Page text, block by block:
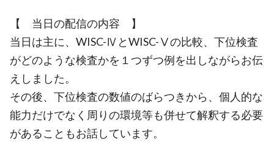
【 当日の配信の内容 】
当日は主に、WISC-ⅣとWISC-Ⅴの比較、下位検査
がどのような検査かを１つずつ例を出しながらお伝
えしました。
その後、下位検査の数値のばらつきから、個人的な
能力だけでなく周りの環境等も併せて解釈する必要
があることもお話しています。